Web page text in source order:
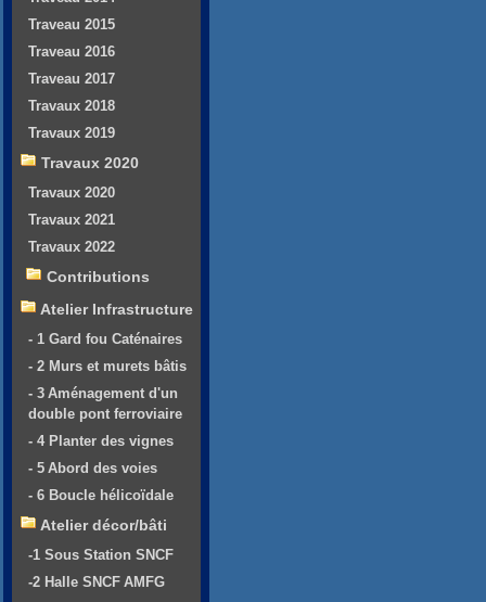
Traveau 2015
Traveau 2016
Traveau 2017
Travaux 2018
Travaux 2019
Travaux 2020
Travaux 2020
Travaux 2021
Travaux 2022
Contributions
Atelier Infrastructure
- 1 Gard fou Caténaires
- 2 Murs et murets bâtis
- 3 Aménagement d'un
double pont ferroviaire
- 4 Planter des vignes
- 5 Abord des voies
- 6 Boucle hélicoïdale
Atelier décor/bâti
-1 Sous Station SNCF
-2 Halle SNCF AMFG